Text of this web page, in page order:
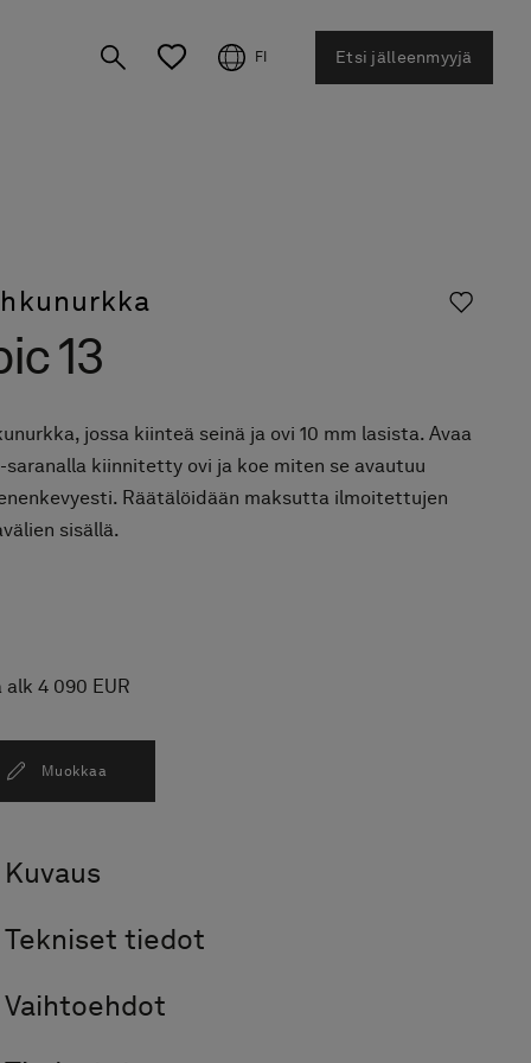
FI Etsi jälleenmyyjä
13
jossa kiinteä seinä ja ovi 10 mm lasista. Avaa
kiinnitetty ovi ja koe miten se avautuu
Räätälöidään maksutta ilmoitettujen
sisällä.
alk 4 090 EUR
Muokkaa
Kuvaus
Tekniset tiedot
Vaihtoehdot